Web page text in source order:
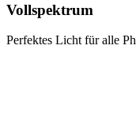
Vollspektrum
Perfektes Licht für alle